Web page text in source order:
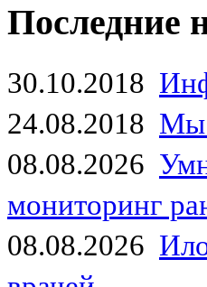
Последние
30.10.2018
24.08.2018 Мы
08.08.2026
мониторинг
08.08.2026